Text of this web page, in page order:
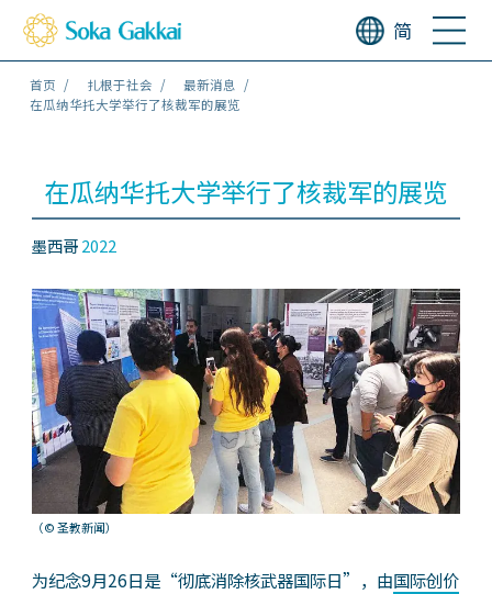
简
首页 扎根于社会
最新消息
在瓜纳华托大学举行了核裁军的展览
在瓜纳华托大学举行了核裁军的展览
墨西哥2022
（© 圣教新闻）
为纪念9月26日是“彻底消除核武器国际日”，由国际创价